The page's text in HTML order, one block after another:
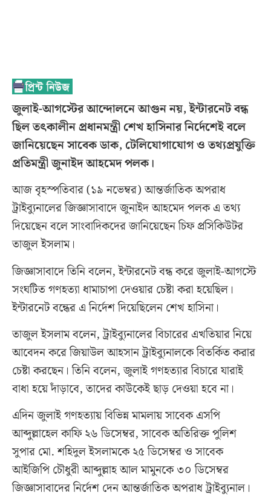
জুলাই-আগস্টের আন্দোলনে আগুন নয়, ইন্টারনেট বন্ধ
ছিল তৎকালীন প্রধানমন্ত্রী শেখ হাসিনার নির্দেশেই বলে
জানিয়েছেন সাবেক ডাক, টেলিযোগাযোগ ও তথ্যপ্রযুক্তি
প্রতিমন্ত্রী জুনাইদ আহমেদ পলক।
আজ বৃহস্পতিবার (১৯ নভেম্বর) আন্তর্জাতিক অপরাধ
ট্রাইব্যুনালের জিজ্ঞাসাবাদে জুনাইদ আহমেদ পলক এ তথ্য
দিয়েছেন বলে সাংবাদিকদের জানিয়েছেন চিফ প্রসিকিউটর
তাজুল ইসলাম।
জিজ্ঞাসাবাদে তিনি বলেন, ইন্টারনেট বন্ধ করে জুলাই-আগস্টে
সংঘটিত গণহত্যা ধামাচাপা দেওয়ার চেষ্টা করা হয়েছিল।
ইন্টারনেট বন্ধের এ নির্দেশ দিয়েছিলেন শেখ হাসিনা।
তাজুল ইসলাম বলেন, ট্রাইব্যুনালের বিচারের এখতিয়ার নিয়ে
আবেদন করে জিয়াউল আহসান ট্রাইব্যুনালকে বিতর্কিত করার
চেষ্টা করছেন। তিনি বলেন, জুলাই গণহত্যার বিচারে যারাই
বাধা হয়ে দাঁড়াবে, তাদের কাউকেই ছাড় দেওয়া হবে না।
এদিন জুলাই গণহত্যায় বিভিন্ন মামলায় সাবেক এসপি
আব্দুল্লাহেল কাফি ২৬ ডিসেম্বর, সাবেক অতিরিক্ত পুলিশ
সুপার মো. শহিদুল ইসলামকে ২৫ ডিসেম্বর ও সাবেক
আইজিপি চৌধুরী আব্দুল্লাহ আল মামুনকে ৩০ ডিসেম্বর
জিজ্ঞাসাবাদের নির্দেশ দেন আন্তর্জাতিক অপরাধ ট্রাইব্যুনাল।